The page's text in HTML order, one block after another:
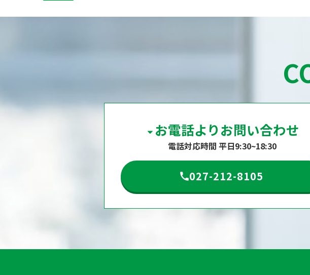
お電話よりお問い合わせ
電話対応時間 平日9:30~18:30
027-212-8105